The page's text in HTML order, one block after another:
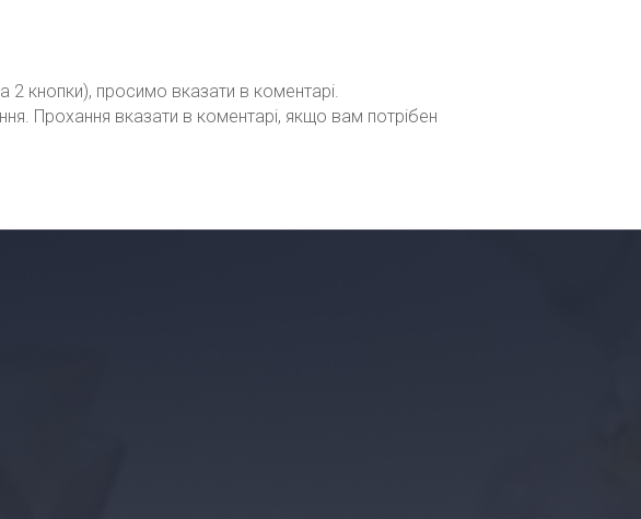
кнопки), просимо вказати в коментарі.
Прохання вказати в коментарі, якщо вам потрібен